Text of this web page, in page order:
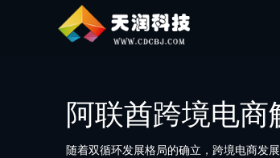
阿联酋跨境电商
随着双循环发展格局的确立，跨境电商发